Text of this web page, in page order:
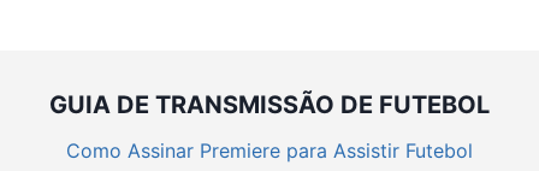
GUIA DE TRANSMISSÃO DE FUTEBOL
Como Assinar Premiere para Assistir Futebol